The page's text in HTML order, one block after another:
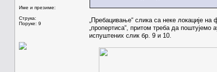
Име и презиме:
Струка:
Поруке: 9
„Пребацивање“ слика са неке локације
„пропертиса“, притом треба да
испуштених слик бр. 9 и 10.